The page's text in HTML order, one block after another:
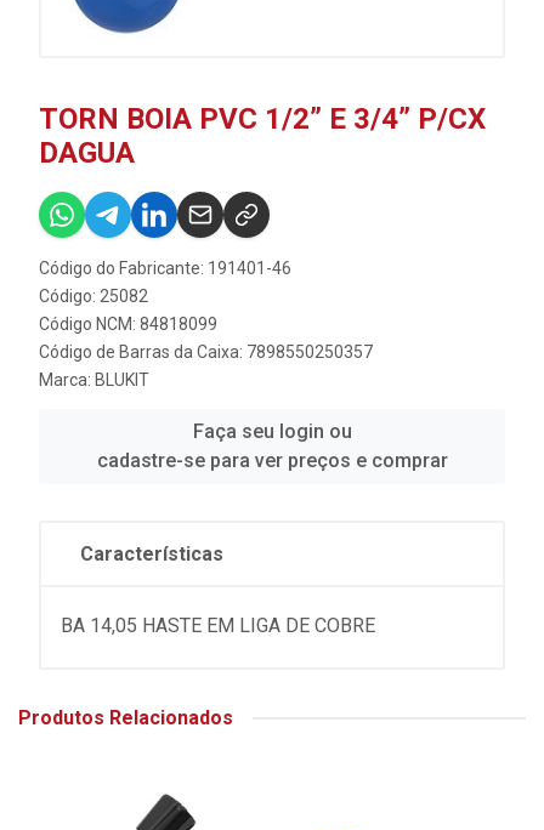
TORN BOIA PVC 1/2” E 3/4” P/CX
DAGUA
Código do Fabricante: 191401-46
Código: 25082
Código NCM: 84818099
Código de Barras da Caixa: 7898550250357
Marca: BLUKIT
Faça seu login ou
cadastre-se para ver preços e comprar
Características
BA 14,05 HASTE EM LIGA DE COBRE
Produtos Relacionados